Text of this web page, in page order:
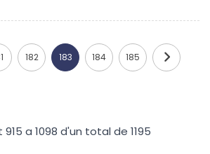
182 183 184 185
a 1098 d'un total de 1195